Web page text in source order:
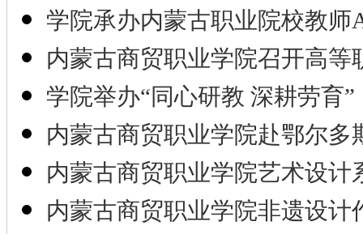
学院承办内蒙古职业院校教师
内蒙古商贸职业学院召开高等
学院举办“同心研教 深耕劳育”
内蒙古商贸职业学院赴鄂尔多
内蒙古商贸职业学院艺术设计
内蒙古商贸职业学院非遗设计